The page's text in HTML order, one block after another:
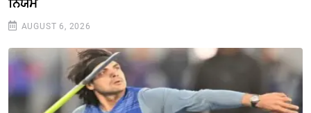
AUGUST 6, 2026